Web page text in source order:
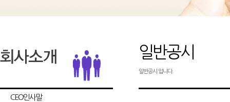
CEO인사말
일반공시
일반공시 입니다.